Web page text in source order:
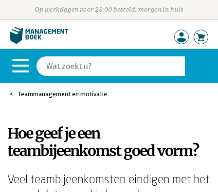
Op werkdagen voor 23:00 besteld, morgen in huis
Teammanagement en motivatie
Hoe geef je een
teambijeenkomst goed vorm?
Veel teambijeenkomsten eindigen met het